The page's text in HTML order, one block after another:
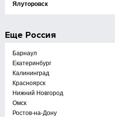
Ялуторовск
Еще Россия
Барнаул
Екатеринбург
Калининград
Красноярск
Нижний Новгород
Омск
Ростов-на-Дону